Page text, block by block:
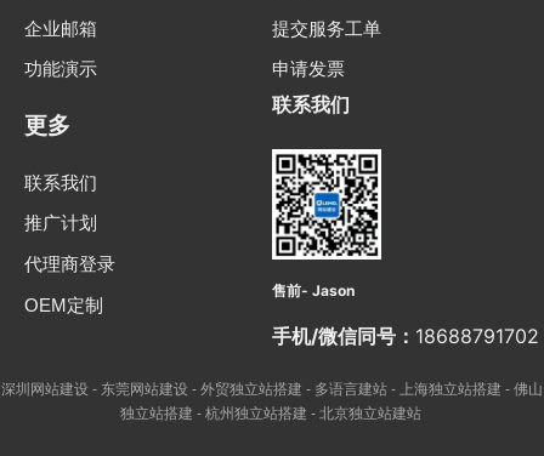
企业邮箱
功能演示
提交服务工单
申请发票
更多
联系我们
推广计划
代理商登录
OEM定制
联系我们
售前- Jason
手机/微信同号： 18688791702
深圳网站建设 - 东莞网站建设 - 外贸独立站搭建 - 多语言建站 - 上海独立站搭建 - 佛山
独立站搭建 - 杭州独立站搭建 - 北京独立站建站